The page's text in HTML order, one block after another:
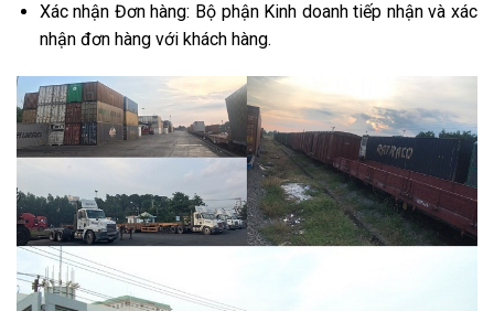
Xác nhận Đơn hàng: Bộ phận Kinh doanh tiếp nhận và xác
nhận đơn hàng với khách hàng.